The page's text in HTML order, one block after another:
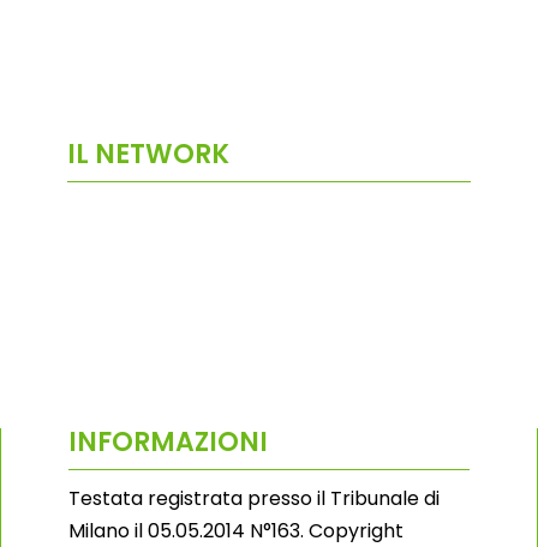
IL NETWORK
INFORMAZIONI
Testata registrata presso il Tribunale di
Milano il 05.05.2014 N°163. Copyright